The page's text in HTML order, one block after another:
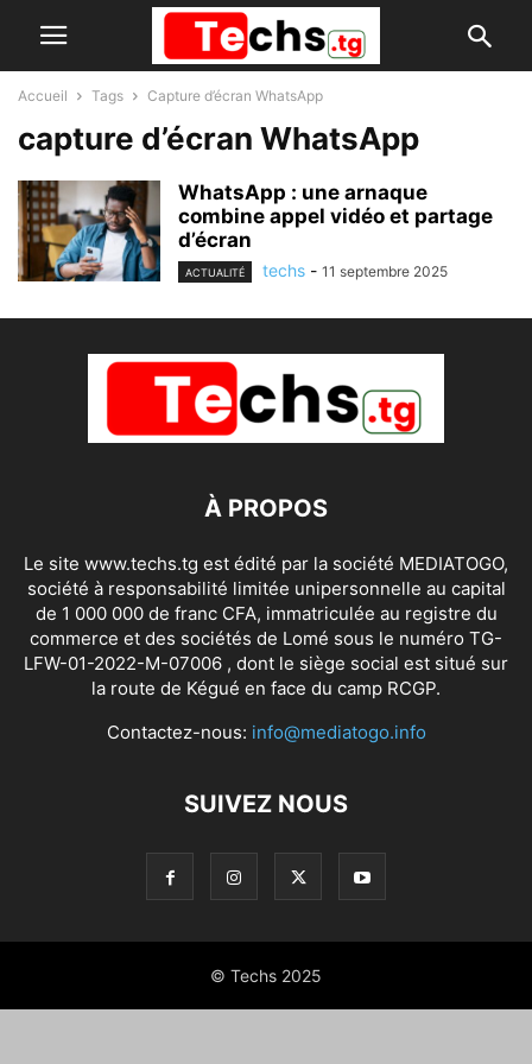
Accueil Tags Capture d’écran WhatsApp
capture d’écran WhatsApp
WhatsApp : une arnaque
combine appel vidéo et partage
d’écran
ACTUALITÉ techs - 11 septembre 2025
À PROPOS
Le site www.techs.tg est édité par la société MEDIATOGO,
société à responsabilité limitée unipersonnelle au capital
de 1 000 000 de franc CFA, immatriculée au registre du
commerce et des sociétés de Lomé sous le numéro TG-
LFW-01-2022-M-07006 , dont le siège social est situé sur
la route de Kégué en face du camp RCGP.
Contactez-nous: info@mediatogo.info
SUIVEZ NOUS
© Techs 2025